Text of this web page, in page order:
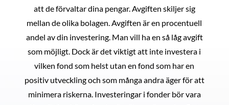
att de förvaltar dina pengar. Avgiften skiljer sig
mellan de olika bolagen. Avgiften är en procentuell
andel av din investering. Man vill ha en så låg avgift
som möjligt. Dock är det viktigt att inte investera i
vilken fond som helst utan en fond som har en
positiv utveckling och som många andra äger för att
minimera riskerna. Investeringar i fonder bör vara